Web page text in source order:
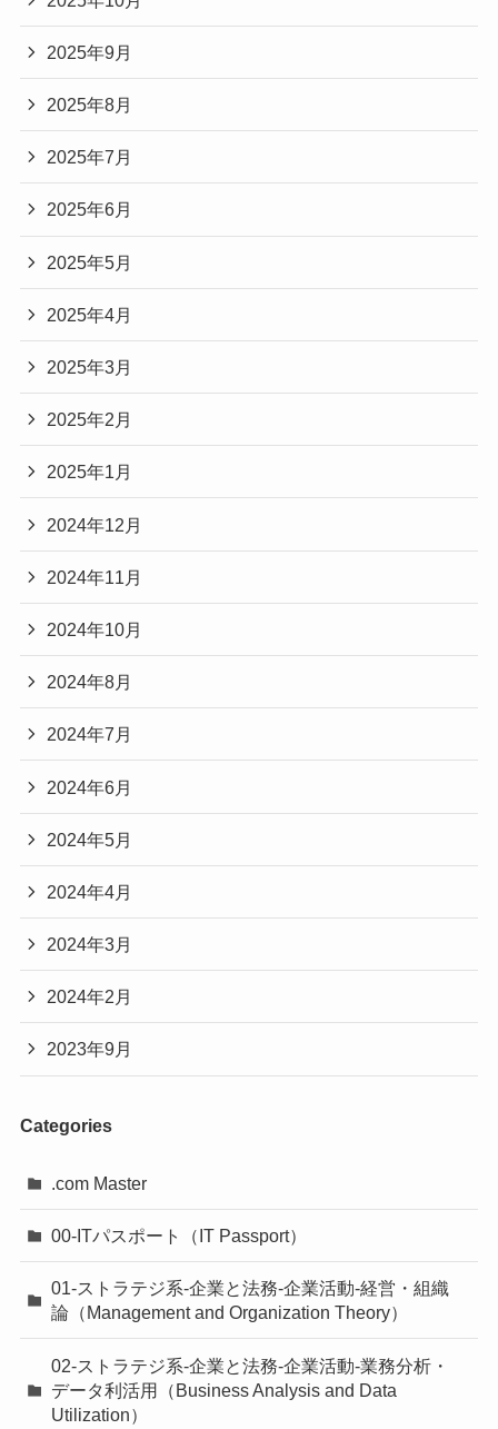
2025年9月
2025年8月
2025年7月
2025年6月
2025年5月
2025年4月
2025年3月
2025年2月
2025年1月
2024年12月
2024年11月
2024年10月
2024年8月
2024年7月
2024年6月
2024年5月
2024年4月
2024年3月
2024年2月
2023年9月
Categories
.com Master
00-ITパスポート（IT Passport）
01-ストラテジ系-企業と法務-企業活動-経営・組織
論（Management and Organization Theory）
02-ストラテジ系-企業と法務-企業活動-業務分析・
データ利活用（Business Analysis and Data
Utilization）